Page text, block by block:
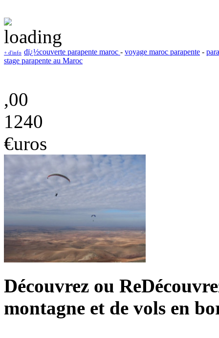
+ d'info dï¿½couverte parapente maroc - voyage maroc parapente -
stage parapente au Maroc
,00
1240
€uros
Découvrez ou
montagne et de vols en